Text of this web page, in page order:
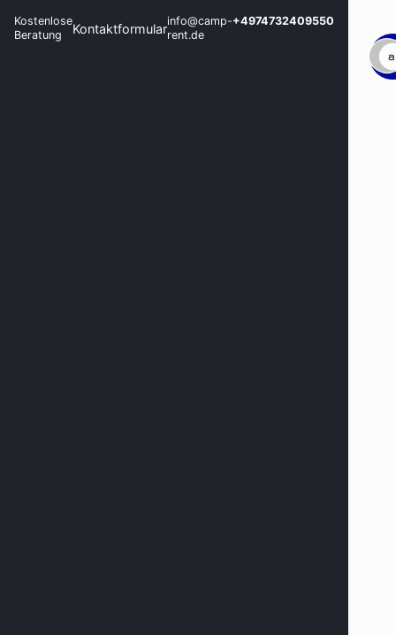
Kostenlose
Beratung
Kontaktformularinfo@camp-
rent.de
+4974732409550